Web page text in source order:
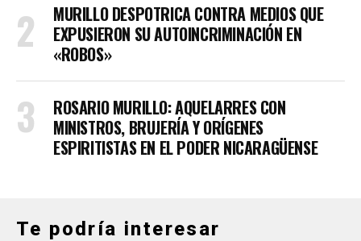
MURILLO DESPOTRICA CONTRA MEDIOS QUE
EXPUSIERON SU AUTOINCRIMINACIÓN EN
«ROBOS»
ROSARIO MURILLO: AQUELARRES CON
MINISTROS, BRUJERÍA Y ORÍGENES
ESPIRITISTAS EN EL PODER NICARAGÜENSE
Te podría interesar